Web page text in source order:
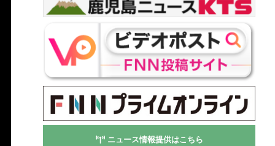
ニュース情報提供はこちら